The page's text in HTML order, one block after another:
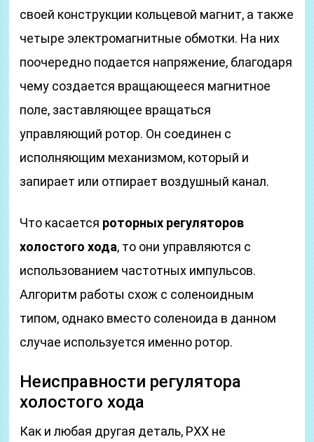
своей конструкции кольцевой магнит, а также
четыре электромагнитные обмотки. На них
поочередно подается напряжение, благодаря
чему создается вращающееся магнитное
поле, заставляющее вращаться
управляющий ротор. Он соединен с
исполняющим механизмом, который и
запирает или отпирает воздушный канал.
Что касается роторных регуляторов
холостого хода, то они управляются с
использованием частотных импульсов.
Алгоритм работы схож с соленоидным
типом, однако вместо соленоида в данном
случае используется именно ротор.
Неисправности регулятора
холостого хода
Как и любая другая деталь, РХХ не